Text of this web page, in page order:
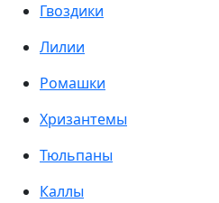
Гвоздики
Лилии
Ромашки
Хризантемы
Тюльпаны
Каллы